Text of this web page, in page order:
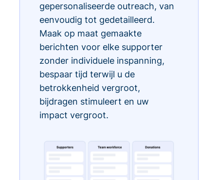
gepersonaliseerde outreach, van
eenvoudig tot gedetailleerd.
Maak op maat gemaakte
berichten voor elke supporter
zonder individuele inspanning,
bespaar tijd terwijl u de
betrokkenheid vergroot,
bijdragen stimuleert en uw
impact vergroot.